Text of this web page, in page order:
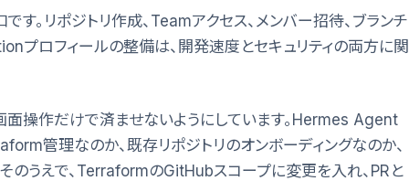
。リポジトリ作成、Teamアクセス、メンバー招待、ブランチ
プロフィールの整備は、開発速度とセキュリティの両方に関
操作だけで済ませないようにしています。Hermes Agent
管理なのか、既存リポジトリのオンボーディングなのか、
のうえで、TerraformのGitHubスコープに変更を入れ、PRと